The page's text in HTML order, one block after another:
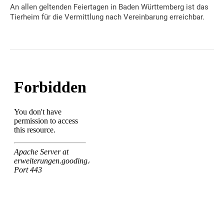
An allen geltenden Feiertagen in Baden Württemberg ist das
Tierheim für die Vermittlung nach Vereinbarung erreichbar.